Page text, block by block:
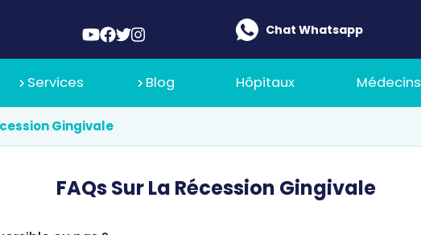
Chat Whatsapp
Services Blog Hôpitaux Médecins
Gingivale
FAQs Sur La Récession Gingivale